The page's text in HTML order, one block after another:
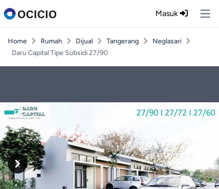
Masuk
Home Rumah Dijual Tangerang
Neglasari
Daru Capital Tipe Subsidi 27/90
Previous
Next